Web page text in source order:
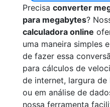
Precisa converter
para megabytes?
calculadora online
uma maneira simples
de fazer essa
para cálculos de
de internet, largura de
ou em análise de
nossa ferramenta